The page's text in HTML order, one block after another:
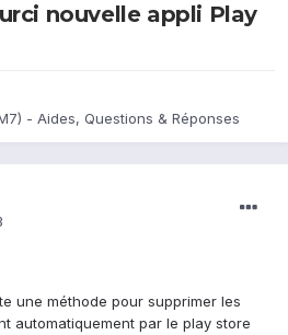
nouvelle appli Play
- Aides, Questions & Réponses
une méthode pour supprimer les
automatiquement par le play store